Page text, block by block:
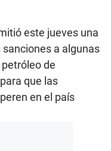
este jueves una
a algunas
de
que las
en el país